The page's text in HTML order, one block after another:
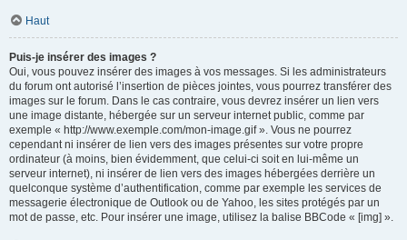
Haut
Puis-je insérer des images ?
Oui, vous pouvez insérer des images à vos messages. Si les administrateurs
du forum ont autorisé l’insertion de pièces jointes, vous pourrez transférer des
images sur le forum. Dans le cas contraire, vous devrez insérer un lien vers
une image distante, hébergée sur un serveur internet public, comme par
exemple « http://www.exemple.com/mon-image.gif ». Vous ne pourrez
cependant ni insérer de lien vers des images présentes sur votre propre
ordinateur (à moins, bien évidemment, que celui-ci soit en lui-même un
serveur internet), ni insérer de lien vers des images hébergées derrière un
quelconque système d’authentification, comme par exemple les services de
messagerie électronique de Outlook ou de Yahoo, les sites protégés par un
mot de passe, etc. Pour insérer une image, utilisez la balise BBCode « [img] ».